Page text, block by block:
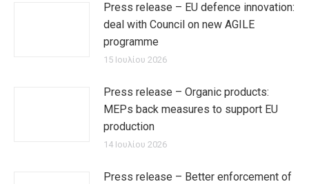
Press release – EU defence innovation:
deal with Council on new AGILE
programme
15 Ιουλίου 2026
Press release – Organic products:
MEPs back measures to support EU
production
14 Ιουλίου 2026
Press release – Better enforcement of